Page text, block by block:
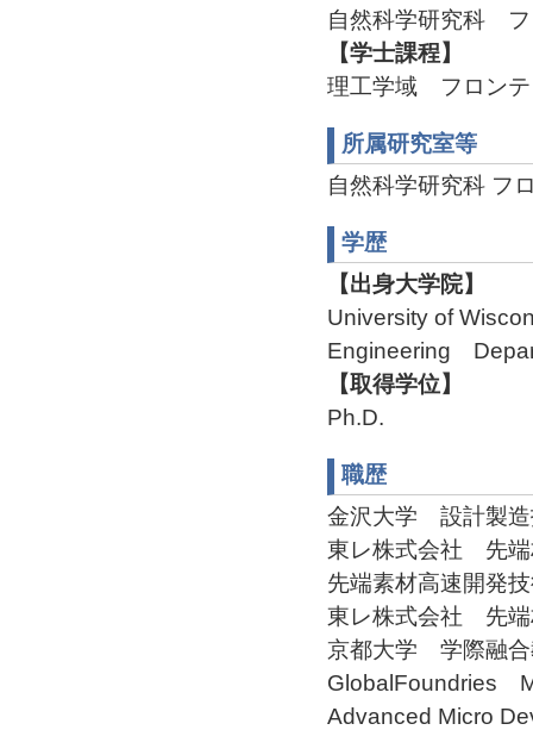
自然科学研究科 フ
【学士課程】
理工学域 フロンテ
所属研究室等
自然科学研究科 フ
学歴
【出身大学院】
University of
Engineering
【取得学位】
Ph.D.
職歴
金沢大学 設計製
東レ株式会社 先
先端素材高速開発
東レ株式会社 先
京都大学 学際融
GlobalFoundries
Advanced Micro